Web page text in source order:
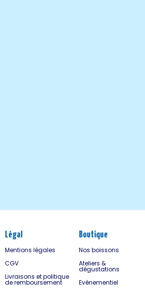
Légal
Mentions légales
CGV
Livraisons et politique
de remboursement
Boutique
Nos boissons
Ateliers &
dégustations
Evènementiel